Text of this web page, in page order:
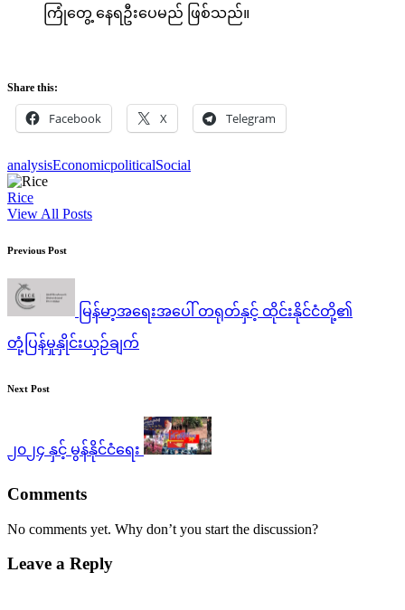
ကြုံတွေ့ နေရဦးပေမည် ဖြစ်သည်။
Share this:
Facebook X Telegram
Tags:
analysisEconomicpoliticalSocial
Rice
View All Posts
Post
navigation
Previous Post
မြန်မာ့အရေးအပေါ် တရုတ်နှင့် ထိုင်းနိုင်ငံတို့၏
တုံ့ပြန်မှုနှိုင်းယှဉ်ချက်
Next Post
၂၀၂၄ နှင့် မွန်နိုင်ငံရေး
Comments
No comments yet. Why don’t you start the discussion?
Leave a Reply